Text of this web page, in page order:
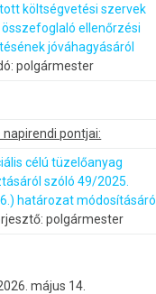
költségvetési szervek
összefoglaló ellenőrzési
jóváhagyásáról
polgármester
napirendi pontjai:
célú tüzelőanyag
szóló 49/2025.
határozat módosításáról
polgármester
május 14.